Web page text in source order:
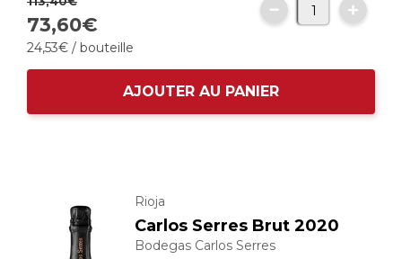
73,60€
24,53€ / bouteille
AJOUTER AU PANIER
Rioja
Carlos Serres Brut 2020
Bodegas Carlos Serres